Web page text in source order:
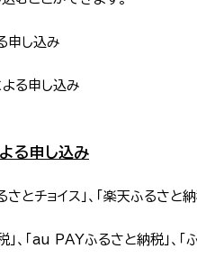
申し込み
よる申し込み
よる申し込み
とチョイス」、「楽天ふるさと納
、「au PAYふるさと納税」、「